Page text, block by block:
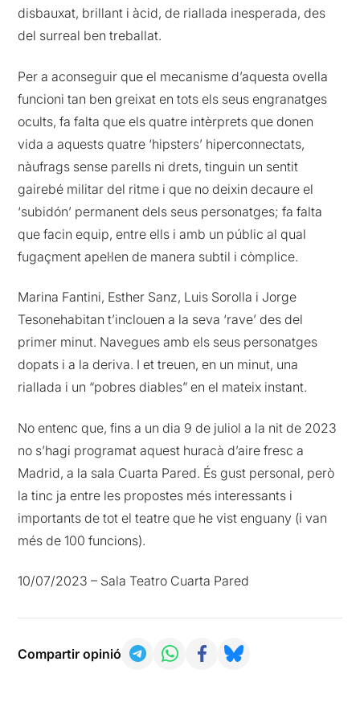
disbauxat, brillant i àcid, de riallada inesperada, des
del surreal ben treballat.
Per a aconseguir que el mecanisme d’aquesta ovella
funcioni tan ben greixat en tots els seus engranatges
ocults, fa falta que els quatre intèrprets que donen
vida a aquests quatre ‘hipsters’ hiperconnectats,
nàufrags sense parells ni drets, tinguin un sentit
gairebé militar del ritme i que no deixin decaure el
‘subidón’ permanent dels seus personatges; fa falta
que facin equip, entre ells i amb un públic al qual
fugaçment apel·len de manera subtil i còmplice.
Marina Fantini, Esther Sanz, Luis Sorolla i Jorge
Tesonehabitan t’inclouen a la seva ‘rave’ des del
primer minut. Navegues amb els seus personatges
dopats i a la deriva. I et treuen, en un minut, una
riallada i un “pobres diables” en el mateix instant.
No entenc que, fins a un dia 9 de juliol a la nit de 2023
no s’hagi programat aquest huracà d’aire fresc a
Madrid, a la sala Cuarta Pared. És gust personal, però
la tinc ja entre les propostes més interessants i
importants de tot el teatre que he vist enguany (i van
més de 100 funcions).
10/07/2023 – Sala Teatro Cuarta Pared
Compartir opinió